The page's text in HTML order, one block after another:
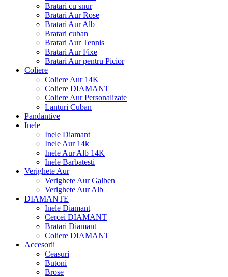
Bratari cu snur
Bratari Aur Rose
Bratari Aur Alb
Bratari cuban
Bratari Aur Tennis
Bratari Aur Fixe
Bratari Aur pentru Picior
Coliere
Coliere Aur 14K
Coliere DIAMANT
Coliere Aur Personalizate
Lanturi Cuban
Pandantive
Inele
Inele Diamant
Inele Aur 14k
Inele Aur Alb 14K
Inele Barbatesti
Verighete Aur
Verighete Aur Galben
Verighete Aur Alb
DIAMANTE
Inele Diamant
Cercei DIAMANT
Bratari Diamant
Coliere DIAMANT
Accesorii
Ceasuri
Butoni
Brose